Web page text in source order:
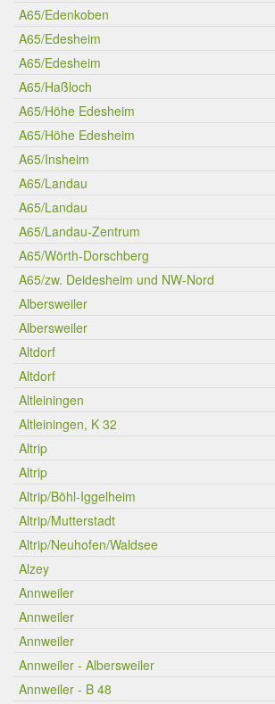
A65/Edenkoben
A65/Edesheim
A65/Edesheim
A65/Haßloch
A65/Höhe Edesheim
A65/Höhe Edesheim
A65/Insheim
A65/Landau
A65/Landau
A65/Landau-Zentrum
A65/Wörth-Dorschberg
A65/zw. Deidesheim und NW-Nord
Albersweiler
Albersweiler
Altdorf
Altdorf
Altleiningen
Altleiningen, K 32
Altrip
Altrip
Altrip/Böhl-Iggelheim
Altrip/Mutterstadt
Altrip/Neuhofen/Waldsee
Alzey
Annweiler
Annweiler
Annweiler
Annweiler - Albersweiler
Annweiler - B 48